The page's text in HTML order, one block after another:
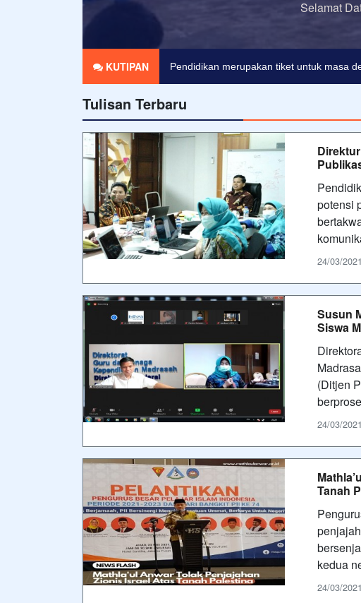
KUTIPAN
Pendidikan merupakan tiket untuk masa
Agama tanpa ilmu pengetahuan adalah
Tulisan Terbaru
potensi
24/03/
Susun
Siswa
(Ditjen
24/03/
Tanah
kedua
24/03/